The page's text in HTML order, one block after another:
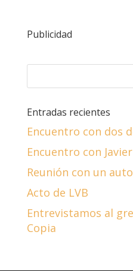
Publicidad
Entradas recientes
Encuentro con dos
Encuentro con
Reunión con un
Acto de LVB
Entrevistamos al
Copia